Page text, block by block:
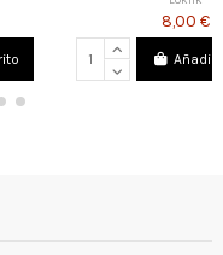
Añadir al carrito